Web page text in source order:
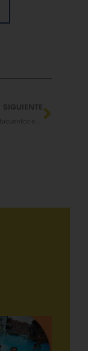
SIGUIENTE